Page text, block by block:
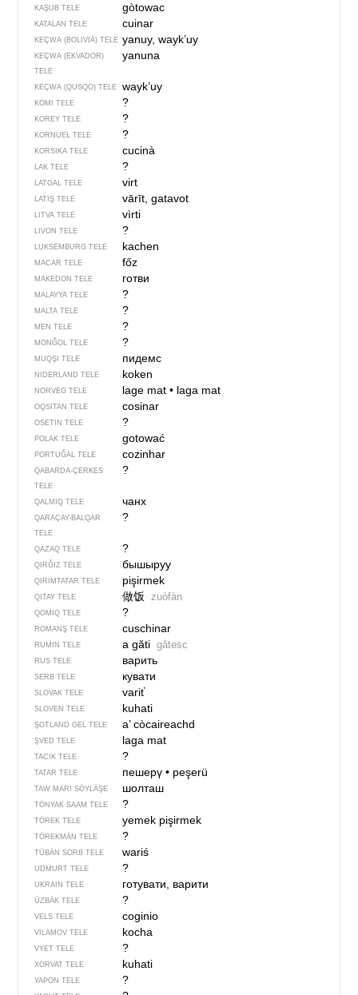
KAŞUB TELE gòtowac
KATALAN TELE cuinar
KEÇWA (BOLIVIÄ) TELE yanuy, wayk’uy
KEÇWA (EKVADOR)
TELE
yanuna
KEÇWA (QUSQO) TELE wayk’uy
KOMI TELE ?
KOREY TELE ?
KORNUEL TELE ?
KORSIKA TELE cucinà
LAK TELE ?
LATGAL TELE virt
LATIŞ TELE vārīt, gatavot
LITVA TELE vìrti
LIVON TELE ?
LUKSEMBURG TELE kachen
MACAR TELE főz
MAKEDON TELE готви
MALAYYA TELE ?
MALTA TELE ?
MEN TELE ?
MONĞOL TELE ?
MUQŞI TELE пидемс
NIDERLAND TELE koken
NORVEG TELE lage mat• laga mat
OQSITAN TELE cosinar
OSETIN TELE ?
POLAK TELE gotować
PORTUĞAL TELE cozinhar
QABARDA-ÇERKES
TELE
?
QALMIQ TELE чанх
QARAÇAY-BALQAR
TELE
?
QAZAQ TELE ?
QIRĞIZ TELE бышыруу
QIRIMTATAR TELE pişirmek
QITAY TELE 做饭 zuòfàn
QOMIQ TELE ?
ROMANŞ TELE cuschinar
RUMIN TELE a găti gătesc
RUS TELE варить
SERB TELE кувати
SLOVAK TELE variť
SLOVEN TELE kuhati
ŞOTLAND GEL TELE a’ còcaireachd
ŞVED TELE laga mat
TACIK TELE ?
TATAR TELE пешерү• peşerü
TAW MARI SÖYLÄŞE шолташ
TÖNYAK SAAM TELE ?
TÖREK TELE yemek pişirmek
TÖREKMÄN TELE ?
TÜBÄN SORB TELE wariś
UDMURT TELE ?
UKRAIN TELE готувати, варити
ÜZBÄK TELE ?
VELS TELE coginio
VILAMOV TELE kocha
VYET TELE ?
XORVAT TELE kuhati
YAPON TELE ?